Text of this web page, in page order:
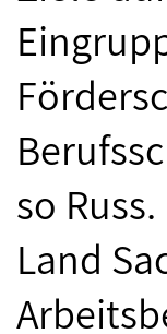
so
Land